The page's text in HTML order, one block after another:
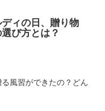
ィの日、贈り物
選び方とは？
風習ができたの？どん